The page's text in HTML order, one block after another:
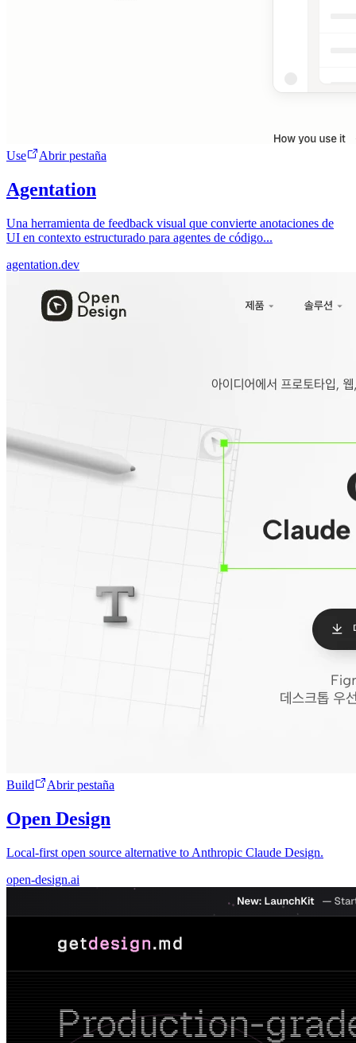
Use Abrir pestaña
Agentation
Una herramienta de feedback visual que convierte anotaciones de
UI en contexto estructurado para agentes de código...
agentation.dev
Build Abrir pestaña
Open Design
Local-first open source alternative to Anthropic Claude Design.
open-design.ai